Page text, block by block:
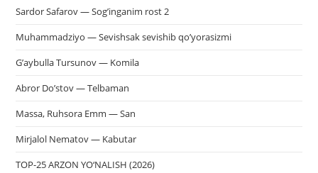
Sardor Safarov — Sog’inganim rost 2
Muhammadziyo — Sevishsak sevishib qo’yorasizmi
G’aybulla Tursunov — Komila
Abror Do’stov — Telbaman
Massa, Ruhsora Emm — San
Mirjalol Nematov — Kabutar
TOP-25 ARZON YO‘NALISH (2026)